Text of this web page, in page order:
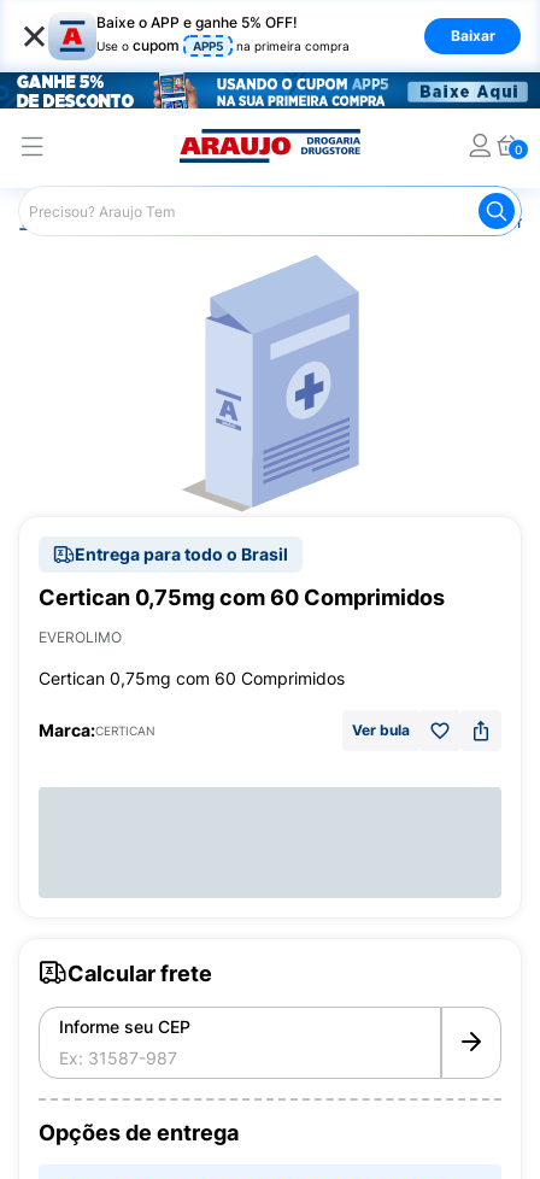
× Baixe o APP e ganhe 5% OFF!
Use o cupom APP5 na primeira compra
Baixar
0
Araujo Medicamentos Certican
Entrega para todo o Brasil
Certican 0,75mg com 60 Comprimidos
EVEROLIMO
Certican 0,75mg com 60 Comprimidos
Marca:CERTICAN Ver bula
Calcular frete
Informe seu CEP
Opções de entrega